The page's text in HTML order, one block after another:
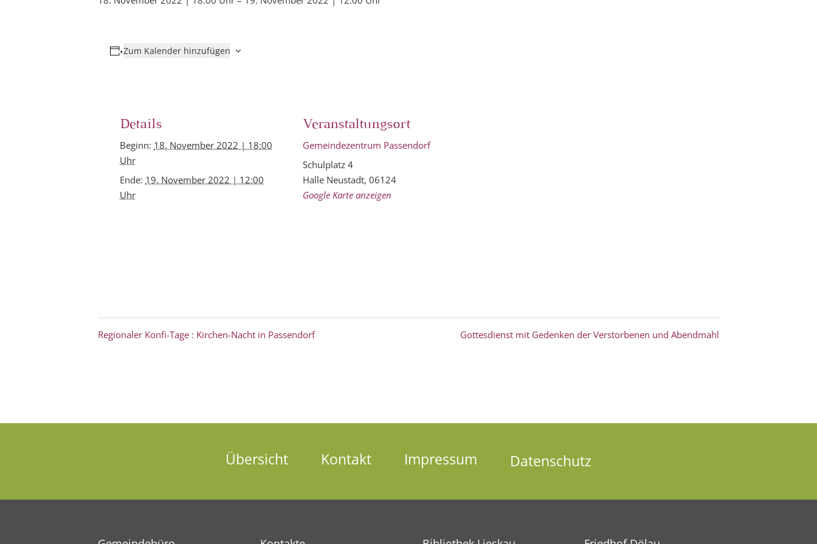
Zum Kalender hinzufügen
Details
Beginn: 18. November 2022 | 18:00
Uhr
Ende: 19. November 2022 | 12:00
Uhr
Veranstaltungsort
Gemeindezentrum Passendorf
Schulplatz 4
Halle Neustadt, 06124
Google Karte anzeigen
Regionaler Konfi-Tage : Kirchen-Nacht in Passendorf Gottesdienst mit Gedenken der Verstorbenen und Abendmahl
Übersicht Kontakt Impressum Datenschutz